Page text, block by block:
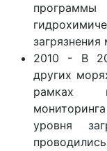
программы
2010 - В
других
рамках
уровня